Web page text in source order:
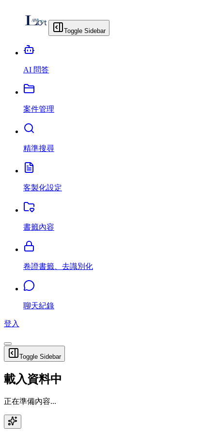
Toggle Sidebar
AI 問答
案件管理
精準搜尋
客製化設定
書籤內容
卷證書籤、去識別化
聊天紀錄
登入
Toggle Sidebar
載入資料中
正在準備內容...